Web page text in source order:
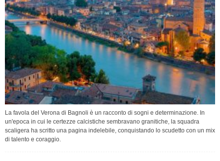
La favola del Verona di Bagnoli è un racconto di sogni e determinazione. In
un'epoca in cui le certezze calcistiche sembravano granitiche, la squadra
scaligera ha scritto una pagina indelebile, conquistando lo scudetto con un mix
di talento e coraggio.